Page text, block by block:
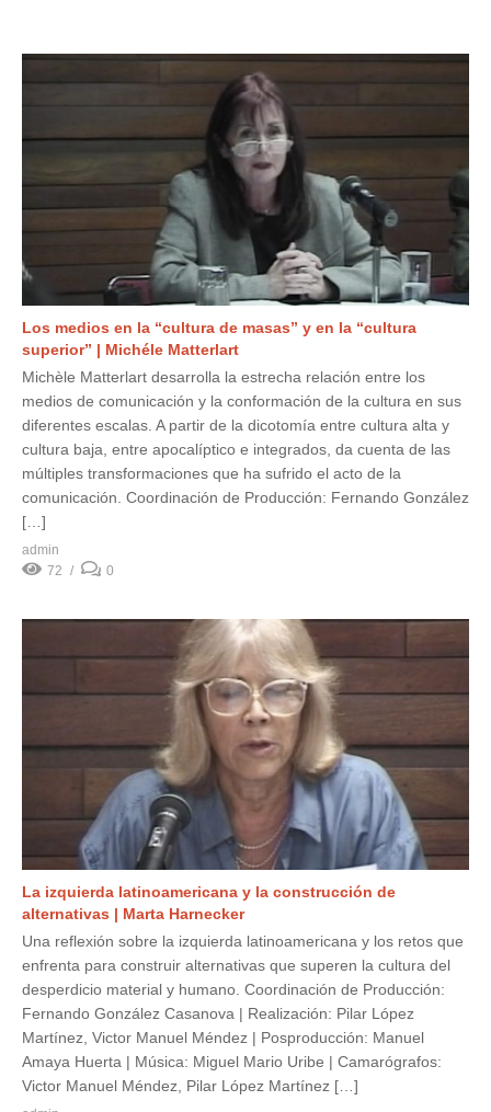
Los medios en la “cultura de masas” y en la “cultura
superior” | Michéle Matterlart
Michèle Matterlart desarrolla la estrecha relación entre los
medios de comunicación y la conformación de la cultura en sus
diferentes escalas. A partir de la dicotomía entre cultura alta y
cultura baja, entre apocalíptico e integrados, da cuenta de las
múltiples transformaciones que ha sufrido el acto de la
comunicación. Coordinación de Producción: Fernando González
[…]
admin
72
0
La izquierda latinoamericana y la construcción de
alternativas | Marta Harnecker
Una reflexión sobre la izquierda latinoamericana y los retos que
enfrenta para construir alternativas que superen la cultura del
desperdicio material y humano. Coordinación de Producción:
Fernando González Casanova | Realización: Pilar López
Martínez, Victor Manuel Méndez | Posproducción: Manuel
Amaya Huerta | Música: Miguel Mario Uribe | Camarógrafos:
Victor Manuel Méndez, Pilar López Martínez […]